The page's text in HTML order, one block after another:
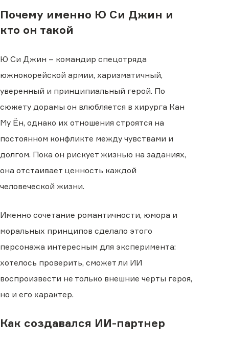
Почему именно Ю Си Джин и
кто он такой
Ю Си Джин – командир спецотряда
южнокорейской армии, харизматичный,
уверенный и принципиальный герой. По
сюжету дорамы он влюбляется в хирурга Кан
Му Ён, однако их отношения строятся на
постоянном конфликте между чувствами и
долгом. Пока он рискует жизнью на заданиях,
она отстаивает ценность каждой
человеческой жизни.
Именно сочетание романтичности, юмора и
моральных принципов сделало этого
персонажа интересным для эксперимента:
хотелось проверить, сможет ли ИИ
воспроизвести не только внешние черты героя,
но и его характер.
Как создавался ИИ-партнер